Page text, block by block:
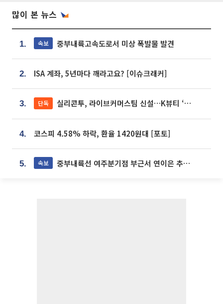
많이 본 뉴스
1. 속보 중부내륙고속도로서 미상 폭발물 발견
2. ISA 계좌, 5년마다 깨라고요? [이슈크래커]
3. 단독 실리콘투, 라이브커머스팀 신설…K뷰티 ‘글로벌 판매망’ 확대[K뷰티 라방戰]
4. 코스피 4.58% 하락, 환율 1420원대 [포토]
5. 속보 중부내륙선 여주분기점 부근서 연이은 추돌사고 발생